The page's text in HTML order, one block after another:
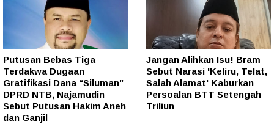
Putusan Bebas Tiga
Terdakwa Dugaan
Gratifikasi Dana “Siluman”
DPRD NTB, Najamudin
Sebut Putusan Hakim Aneh
dan Ganjil
Jangan Alihkan Isu! Bram
Sebut Narasi 'Keliru, Telat,
Salah Alamat' Kaburkan
Persoalan BTT Setengah
Triliun